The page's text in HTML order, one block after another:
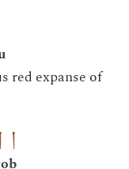
red expanse of
།